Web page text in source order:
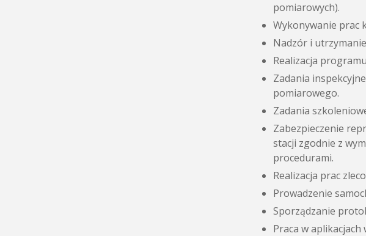
pomiarowych).
Wykonywanie prac
Nadzór i
Realizacja
Zadania
pomiarowego.
Zadania
Zabezpieczenie
stacji zgodnie z
procedurami.
Realizacja prac
Prowadzenie
Sporządzanie
Praca w